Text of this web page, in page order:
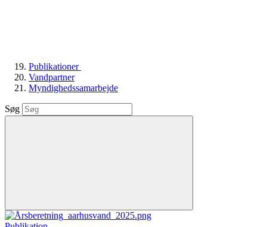
Publikationer
Vandpartner
Myndighedssamarbejde
Søg